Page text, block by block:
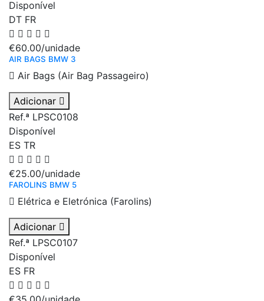
Disponível
DT FR
€60.00/unidade
AIR BAGS BMW 3
Air Bags (Air Bag Passageiro)
Adicionar
Ref.ª LPSC0108
Disponível
ES TR
€25.00/unidade
FAROLINS BMW 5
Elétrica e Eletrónica (Farolins)
Adicionar
Ref.ª LPSC0107
Disponível
ES FR